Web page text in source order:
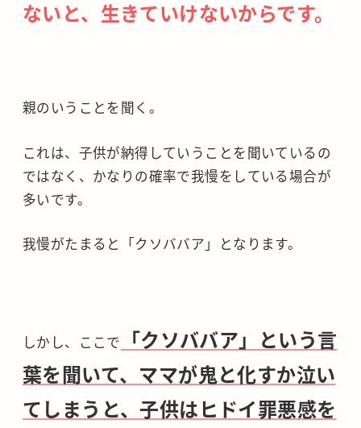
ないと、生きていけないからです。
親のいうことを聞く。
これは、子供が納得していうことを聞いているの
ではなく、かなりの確率で我慢をしている場合が
多いです。
我慢がたまると「クソババア」となります。
しかし、ここで
「クソババア」という言
葉を聞いて、ママが鬼と化すか泣い
てしまうと、子供はヒドイ罪悪感を